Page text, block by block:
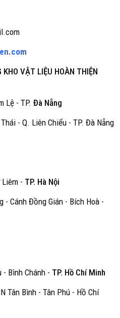
KHO VẬT LIỆU HOÀN THIỆN
Lệ - TP. Đà Nẵng
- Q. Liên Chiểu - TP. Đà Nẵng
- TP. Hà Nội
- Cánh Đồng Gián - Bích Hoà -
- Bình Chánh - TP. Hồ Chí Minh
Tân Bình - Tân Phú - Hồ Chí